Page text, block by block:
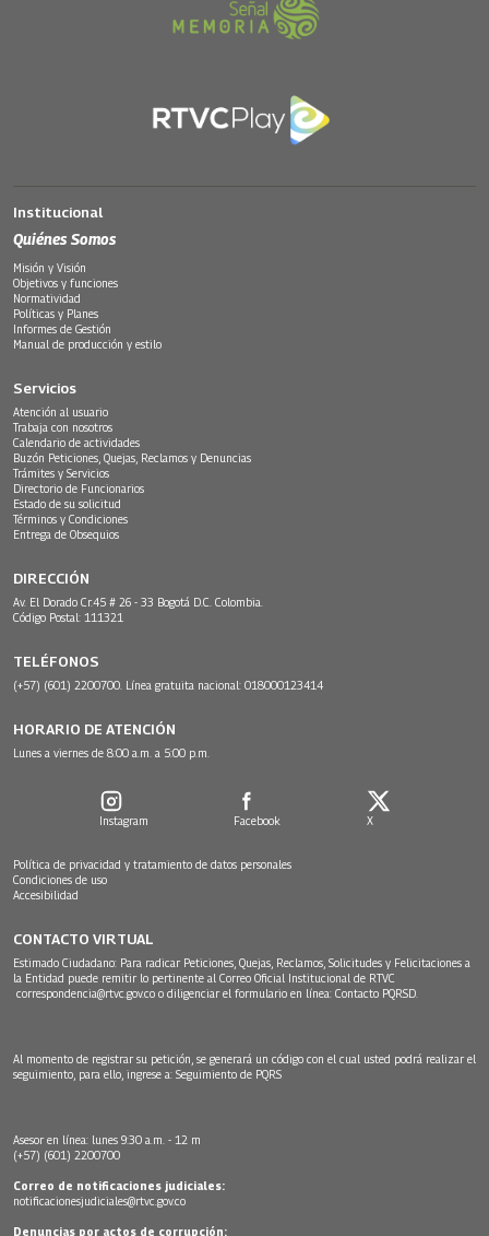
Institucional
Quiénes Somos
Misión y Visión
Objetivos y funciones
Normatividad
Políticas y Planes
Informes de Gestión
Manual de producción y estilo
Servicios
Atención al usuario
Trabaja con nosotros
Calendario de actividades
Buzón Peticiones, Quejas, Reclamos y Denuncias
Trámites y Servicios
Directorio de Funcionarios
Estado de su solicitud
Términos y Condiciones
Entrega de Obsequios
DIRECCIÓN
Av. El Dorado Cr.45 # 26 - 33 Bogotá D.C. Colombia.
Código Postal: 111321
TELÉFONOS
(+57) (601) 2200700. Línea gratuita nacional: 018000123414
HORARIO DE ATENCIÓN
Lunes a viernes de 8:00 a.m. a 5:00 p.m.
Instagram Facebook X
Política de privacidad y tratamiento de datos personales
Condiciones de uso
Accesibilidad
CONTACTO VIRTUAL
Estimado Ciudadano: Para radicar Peticiones, Quejas, Reclamos, Solicitudes y Felicitaciones a
la Entidad puede remitir lo pertinente al Correo Oficial Institucional de RTVC
correspondencia@rtvc.gov.co o diligenciar el formulario en línea: Contacto PQRSD.
Al momento de registrar su petición, se generará un código con el cual usted podrá realizar el
seguimiento, para ello, ingrese a: Seguimiento de PQRS
Asesor en línea: lunes 9:30 a.m. - 12 m
(+57) (601) 2200700
Correo de notificaciones judiciales:
notificacionesjudiciales@rtvc.gov.co
Denuncias por actos de corrupción: